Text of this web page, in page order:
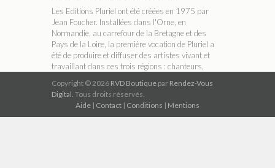
Les Editions Pluriel ont été créées en 1975 par
Jean Foucher. Installées dans l'Orne, en
Normandie, au carrefour de la Bretagne et des
Pays de la Loire, la première vocation de Pluriel a
été de produire et diffuser des artistes vivant et
travaillant dans ces trois régions : chanteurs,
musiciens classiques, etc. Dans les années 90,
avec l'arrivée du CD, le catalogue s'est élargi aux
musiques celtiques et aux bandes playback
Copyright © 2026 RVD Boutique par Rendez-Vous
Digital. Tous droits réservés.
Aide | Contact | Conditions | Mentions